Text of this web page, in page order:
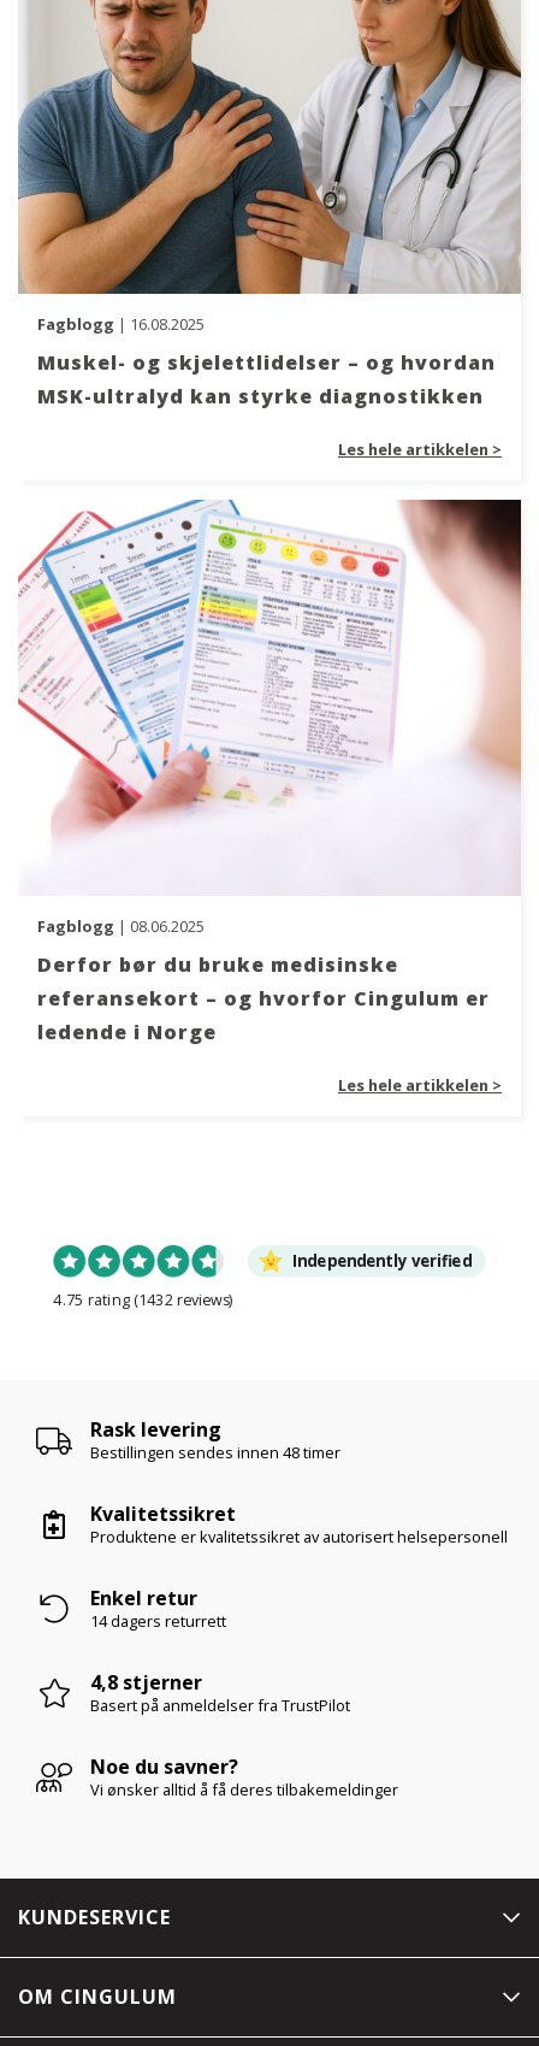
Fagblogg | 16.08.2025
Muskel- og skjelettlidelser – og hvordan
MSK-ultralyd kan styrke diagnostikken
Les hele artikkelen >
Fagblogg | 08.06.2025
Derfor bør du bruke medisinske
referansekort – og hvorfor Cingulum er
ledende i Norge
Les hele artikkelen >
Independently verified
4.75 rating (1432 reviews)
Rask levering
Bestillingen sendes innen 48 timer
Kvalitetssikret
Produktene er kvalitetssikret av autorisert helsepersonell
Enkel retur
14 dagers returrett
4,8 stjerner
Basert på anmeldelserfra TrustPilot
Noe du savner?
Vi ønsker alltid å få deres tilbakemeldinger
KUNDESERVICE
OM CINGULUM